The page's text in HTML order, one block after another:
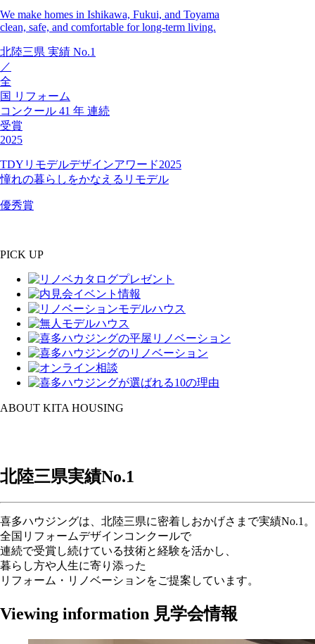
We make homes in Ishikawa, Fukui, and Toyama
clean, safe, and comfortable for long-term living.
北陸三県 実績 No.1
／
全
国 リフォーム
コンクール 41 年 連続
受賞
2025
TDYリモデルデザインアワード2025
憧れの暮らしをかなえるリモデル
優秀賞
PICK UP
ABOUT KITA HOUSING
北陸三県実績No.1
喜多ハウジングは、北陸三県に密着しおかげさまで実績No.1。
全国リフォームデザインコンクールで
連続で受賞し続けている技術と経験を活かし、
暮らし方や人生に寄り添った
リフォーム・リノベーションをご提案しています。
Viewing information 見学会情報